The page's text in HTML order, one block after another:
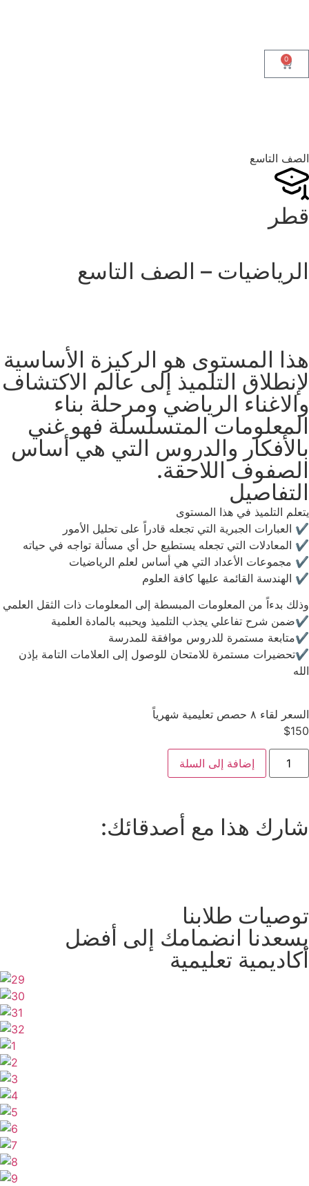
0
الصف التاسع
قطر
الرياضيات – الصف التاسع
هذا المستوى هو الركيزة الأساسية
لإنطلاق التلميذ إلى عالم الاكتشاف
والاغناء الرياضي ومرحلة بناء
المعلومات المتسلسلة فهو غني
بالأفكار والدروس التي هي أساس
الصفوف اللاحقة.
التفاصيل
يتعلم التلميذ في هذا المستوى
✔️ العبارات الجبرية التي تجعله قادراً على تحليل الأمور
✔️ المعادلات التي تجعله يستطيع حل أي مسألة تواجه في حياته
✔️ مجموعات الأعداد التي هي أساس لعلم الرياضيات
✔️ الهندسة القائمة عليها كافة العلوم
وذلك بدءاً من المعلومات المبسطة إلى المعلومات ذات الثقل العلمي
✔️ضمن شرح تفاعلي يجذب التلميذ ويحببه بالمادة العلمية
✔️متابعة مستمرة للدروس موافقة للمدرسة
✔️تحضيرات مستمرة للامتحان للوصول إلى العلامات التامة بإذن
الله
السعر لقاء ٨ حصص تعليمية شهرياً
$150
إضافة إلى السلة
شارك هذا مع أصدقائك:
توصيات طلابنا
يسعدنا انضمامك إلى أفضل
أكاديمية تعليمية